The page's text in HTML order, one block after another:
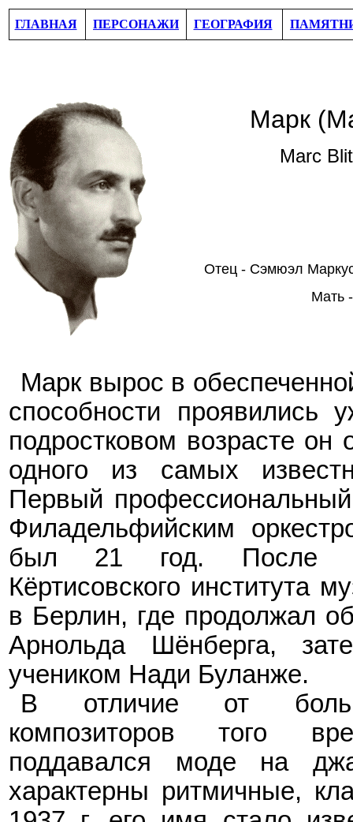
ГЛАВНАЯ ПЕРСОНАЖИ ГЕОГРАФИЯ
Марк
Marc
Отец - Сэмюэл
Мать
Марк вырос в
способности
подростковом возрасте
одного из самых
Первый
Филадельфийским
был 21 год. После
Кёртисовского института
в Берлин, где продолжал
Арнольда Шёнберга,
учеником Нади Буланже.
В отличие от
композиторов того
поддавался моде на
характерны ритмичные,